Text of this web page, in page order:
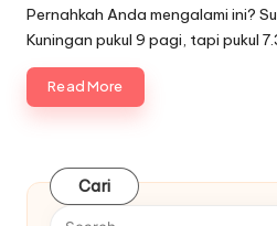
by
Pernahkah Anda mengalami ini?
Kuningan pukul 9 pagi, tapi pukul
Read More
Cari